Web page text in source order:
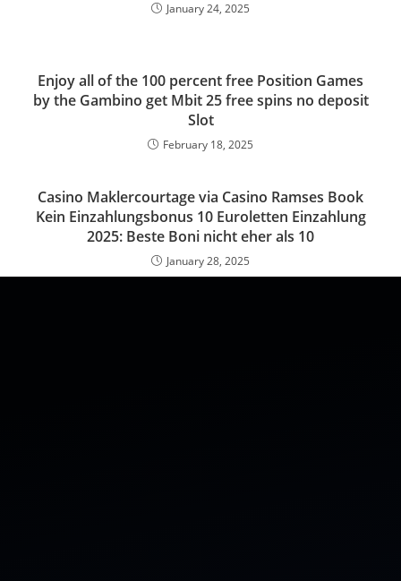
January 24, 2025
Enjoy all of the 100 percent free Position Games
by the Gambino get Mbit 25 free spins no deposit
Slot
February 18, 2025
Casino Maklercourtage via Casino Ramses Book
Kein Einzahlungsbonus 10 Euroletten Einzahlung
2025: Beste Boni nicht eher als 10
January 28, 2025